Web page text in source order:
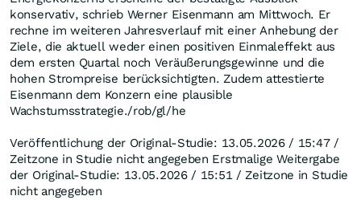
konservativ, schrieb Werner Eisenmann am Mittwoch. Er
rechne im weiteren Jahresverlauf mit einer Anhebung der
Ziele, die aktuell weder einen positiven Einmaleffekt aus
dem ersten Quartal noch Veräußerungsgewinne und die
hohen Strompreise berücksichtigten. Zudem attestierte
Eisenmann dem Konzern eine plausible
Wachstumsstrategie./rob/gl/he
Veröffentlichung der Original-Studie: 13.05.2026 / 15:47 /
Zeitzone in Studie nicht angegeben Erstmalige Weitergabe
der Original-Studie: 13.05.2026 / 15:51 / Zeitzone in Studie
nicht angegeben